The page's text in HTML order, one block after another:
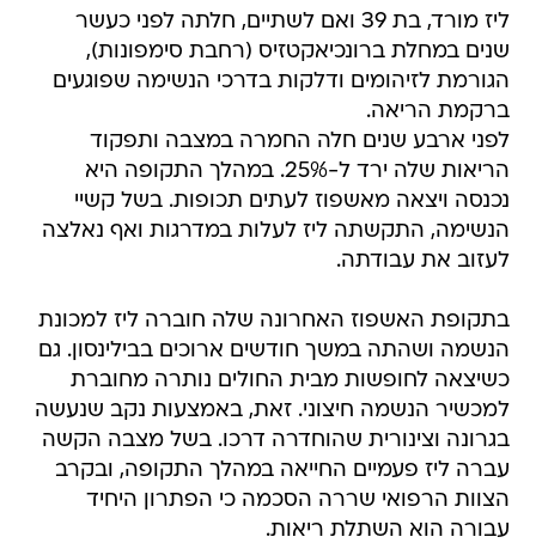
ליז מורד, בת 39 ואם לשתיים, חלתה לפני כעשר
שנים במחלת ברונכיאקטזיס (רחבת סימפונות),
הגורמת לזיהומים ודלקות בדרכי הנשימה שפוגעים
ברקמת הריאה.
לפני ארבע שנים חלה החמרה במצבה ותפקוד
הריאות שלה ירד ל-25%. במהלך התקופה היא
נכנסה ויצאה מאשפוז לעתים תכופות. בשל קשיי
הנשימה, התקשתה ליז לעלות במדרגות ואף נאלצה
לעזוב את עבודתה.
בתקופת האשפוז האחרונה שלה חוברה ליז למכונת
הנשמה ושהתה במשך חודשים ארוכים בבילינסון. גם
כשיצאה לחופשות מבית החולים נותרה מחוברת
למכשיר הנשמה חיצוני. זאת, באמצעות נקב שנעשה
בגרונה וצינורית שהוחדרה דרכו. בשל מצבה הקשה
עברה ליז פעמיים החייאה במהלך התקופה, ובקרב
הצוות הרפואי שררה הסכמה כי הפתרון היחיד
עבורה הוא השתלת ריאות.